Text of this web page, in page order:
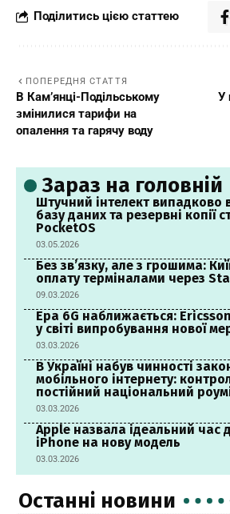
Поділитись цією статтею
ПОПЕРЕДНЯ СТАТТЯ
В Кам’янці-Подільському
змінилися тарифи на
опалення та гарячу воду
У
Зараз на головній
Штучний інтелект випадково
базу даних та резервні копії
PocketOS
03.05.2026
Без зв’язку, але з грошима:
оплату терміналами через
09.03.2026
Ера 6G наближається:
у світі випробування нової
03.03.2026
В Україні набув чинності
мобільного інтернету:
постійний національний
03.03.2026
Apple назвала ідеальний час
iPhone на нову модель
03.03.2026
Останні новини